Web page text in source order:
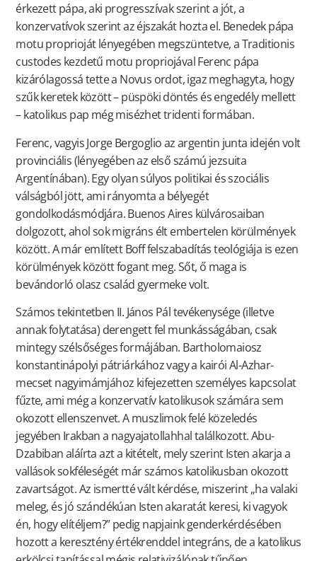
érkezett pápa, aki progresszívak szerint a jót, a
konzervatívok szerint az éjszakát hozta el. Benedek pápa
motu proprioját lényegében megszüntetve, a Traditionis
custodes kezdetű motu propriojával Ferenc pápa
kizárólagossá tette a Novus ordot, igaz meghagyta, hogy
szűk keretek között – püspöki döntés és engedély mellett
– katolikus pap még misézhet tridenti formában.
Ferenc, vagyis Jorge Bergoglio az argentin junta idején volt
provinciális (lényegében az első számú jezsuita
Argentínában). Egy olyan súlyos politikai és szociális
válságból jött, ami rányomta a bélyegét
gondolkodásmódjára. Buenos Aires külvárosaiban
dolgozott, ahol sok migráns élt embertelen körülmények
között. A már említett Boff felszabadítás teológiája is ezen
körülmények között fogant meg. Sőt, ő maga is
bevándorló olasz család gyermeke volt.
Számos tekintetben II. János Pál tevékenysége (illetve
annak folytatása) derengett fel munkásságában, csak
mintegy szélsőséges formájában. Bartholomaiosz
konstantinápolyi pátriárkához vagy a kairói Al-Azhar-
mecset nagyimámjához kifejezetten személyes kapcsolat
fűzte, ami még a konzervatív katolikusok számára sem
okozott ellenszenvet. A muszlimok felé közeledés
jegyében Irakban a nagyajatollahhal találkozott. Abu-
Dzabiban aláírta azt a kitételt, mely szerint Isten akarja a
vallások sokféleségét már számos katolikusban okozott
zavartságot. Az ismertté vált kérdése, miszerint „ha valaki
meleg, és jó szándékúan Isten akaratát keresi, ki vagyok
én, hogy elítéljem?” pedig napjaink genderkérdésében
hozott a keresztény értékrenddel integráns, de a katolikus